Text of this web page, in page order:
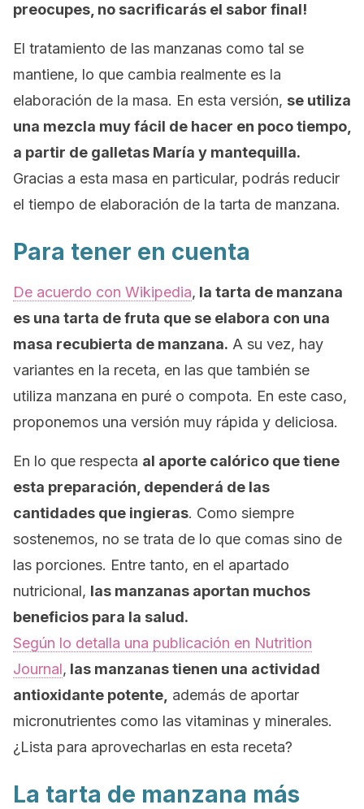
preocupes, no sacrificarás el sabor final!
El tratamiento de las manzanas como tal se
mantiene, lo que cambia realmente es la
elaboración de la masa. En esta versión, se utiliza
una mezcla muy fácil de hacer en poco tiempo,
a partir de galletas María y mantequilla.
Gracias a esta masa en particular, podrás reducir
el tiempo de elaboración de la tarta de manzana.
Para tener en cuenta
De acuerdo con Wikipedia, la tarta de manzana
es una tarta de fruta que se elabora con una
masa recubierta de manzana. A su vez, hay
variantes en la receta, en las que también se
utiliza manzana en puré o compota. En este caso,
proponemos una versión muy rápida y deliciosa.
En lo que respecta al aporte calórico que tiene
esta preparación, dependerá de las
cantidades que ingieras. Como siempre
sostenemos, no se trata de lo que comas sino de
las porciones. Entre tanto, en el apartado
nutricional, las manzanas aportan muchos
beneficios para la salud.
Según lo detalla una publicación en Nutrition
Journal, las manzanas tienen una actividad
antioxidante potente, además de aportar
micronutrientes como las vitaminas y minerales.
¿Lista para aprovecharlas en esta receta?
La tarta de manzana más